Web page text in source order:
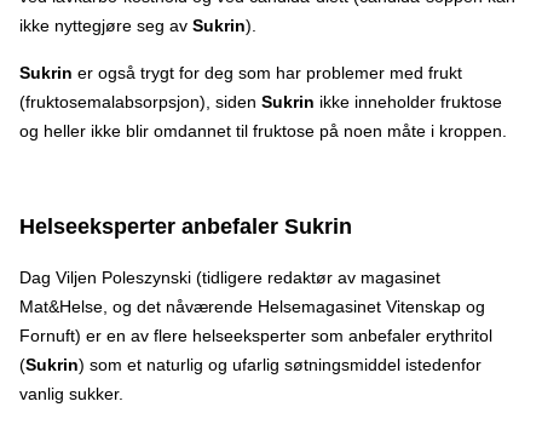
ikke nyttegjøre seg av Sukrin).
Sukrin er også trygt for deg som har problemer med frukt
(fruktosemalabsorpsjon), siden Sukrin ikke inneholder fruktose
og heller ikke blir omdannet til fruktose på noen måte i kroppen.
Helseeksperter anbefaler Sukrin
Dag Viljen Poleszynski (tidligere redaktør av magasinet
Mat&Helse, og det nåværende Helsemagasinet Vitenskap og
Fornuft) er en av flere helseeksperter som anbefaler erythritol
(Sukrin) som et naturlig og ufarlig søtningsmiddel istedenfor
vanlig sukker.